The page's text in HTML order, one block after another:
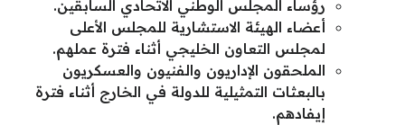
رؤساء المجلس الوطني الاتحادي السابقين.
أعضاء الهيئة الاستشارية للمجلس الأعلى
لمجلس التعاون الخليجي أثناء فترة عملهم.
الملحقون الإداريون والفنيون والعسكريون
بالبعثات التمثيلية للدولة في الخارج أثناء فترة
إيفادهم.